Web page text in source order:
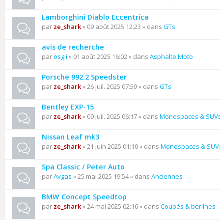
Lamborghini Diablo Eccentrica
par ze_shark» 09 août 2025 12:23 » dans GTs
avis de recherche
parosgii » 01 août 2025 16:02 » dans Asphalte Moto
Porsche 992.2 Speedster
par ze_shark» 26 juil. 2025 07:59 » dans GTs
Bentley EXP-15
par ze_shark» 09 juil. 2025 06:17 » dans Monospaces &
Nissan Leaf mk3
par ze_shark» 21 juin 2025 01:10 » dans Monospaces &
Spa Classic / Peter Auto
parAvgas » 25 mai 2025 19:54 » dans Anciennes
BMW Concept Speedtop
par ze_shark» 24 mai 2025 02:16 » dans Coupés & berlines